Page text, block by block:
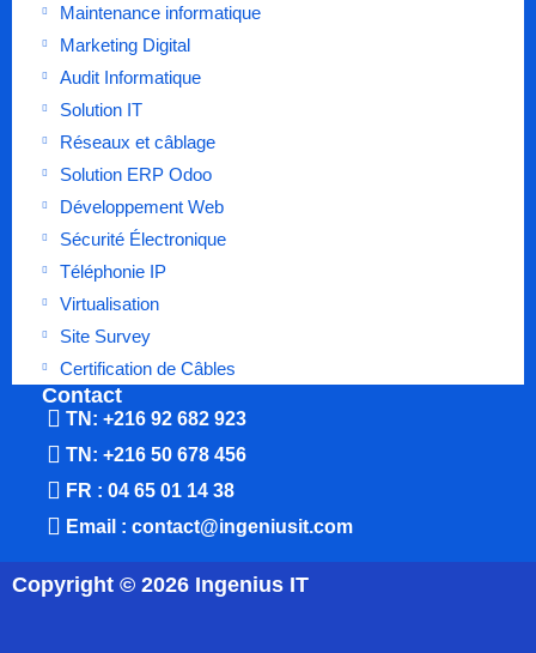
Maintenance informatique
Marketing Digital
Audit Informatique
Solution IT
Réseaux et câblage
Solution ERP Odoo
Développement Web
Sécurité Électronique
Téléphonie IP
Virtualisation
Site Survey
Certification de Câbles
Contact
TN: +216 92 682 923
TN: +216 50 678 456
FR : 04 65 01 14 38
Email : contact@ingeniusit.com
Copyright © 2026 Ingenius IT